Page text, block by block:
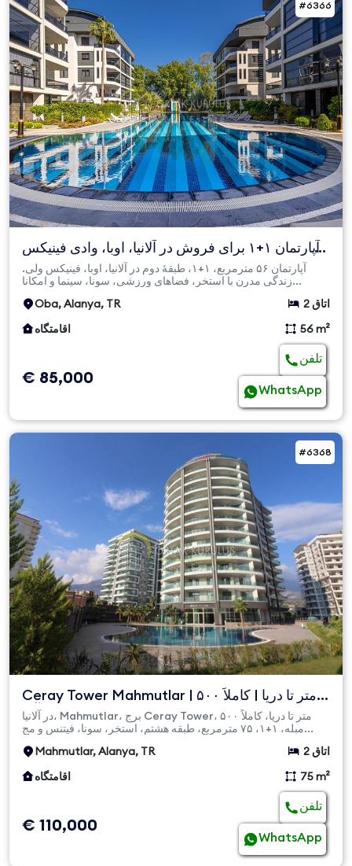
#6366
آپارتمان ۱+۱ برای فروش در آلانیا، اوبا، وادی فینیکس
– ۵۶ متر...
آپارتمان ۵۶ مترمربع، ۱+۱، طبقهٔ دوم در آلانیا، اوبا، فینیکس ولی.
زندگی مدرن با استخر، فضاهای ورزشی، سونا، سینما و امکانا...
Oba, Alanya, TR
2 اتاق
اقامتگاه
56 m²
€ 85,000
تلفن
WhatsApp
#6368
Ceray Tower Mahmutlar | ۵۰۰ متر تا دریا | کاملاً
مبله ۱+۱ آپ...
در آلانیا، Mahmutlar، برج Ceray Tower، ۵۰۰ متر تا دریا، کاملاً
مبله، ۱+۱، ۷۵ مترمربع، طبقه هشتم، استخر، سونا، فیتنس و مج...
Mahmutlar, Alanya, TR
2 اتاق
اقامتگاه
75 m²
€ 110,000
تلفن
WhatsApp